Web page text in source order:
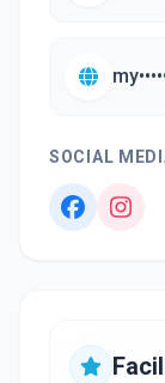
SOCIAL